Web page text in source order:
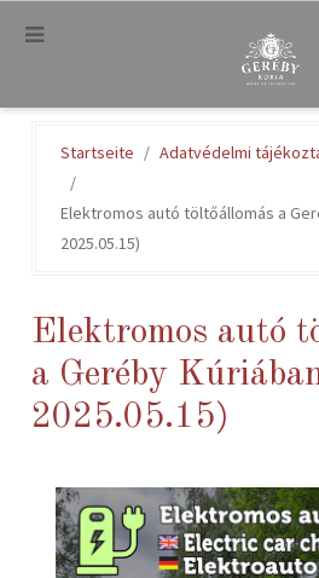
.
Startseite Adatvédelmi
Elektromos autó töltőállomás a
2025.05.15)
Elektromos autó
a Geréby
2025.05.15)